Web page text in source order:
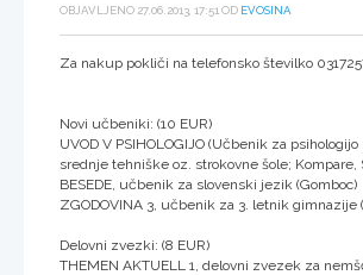
OBJAVLJENO 27.06.2013, 17:51 OD EVOSINA
Za nakup pokliči na telefonsko številko
Novi učbeniki: (10 EUR)
UVOD V PSIHOLOGIJO (Učbenik za
srednje tehniške oz. strokovne šole; Kompare,
BESEDE, učbenik za slovenski jezik (Gomboc)
ZGODOVINA 3, učbenik za 3. letnik gimnazije
Delovni zvezki: (8 EUR)
THEMEN AKTUELL 1, delovni zvezek za